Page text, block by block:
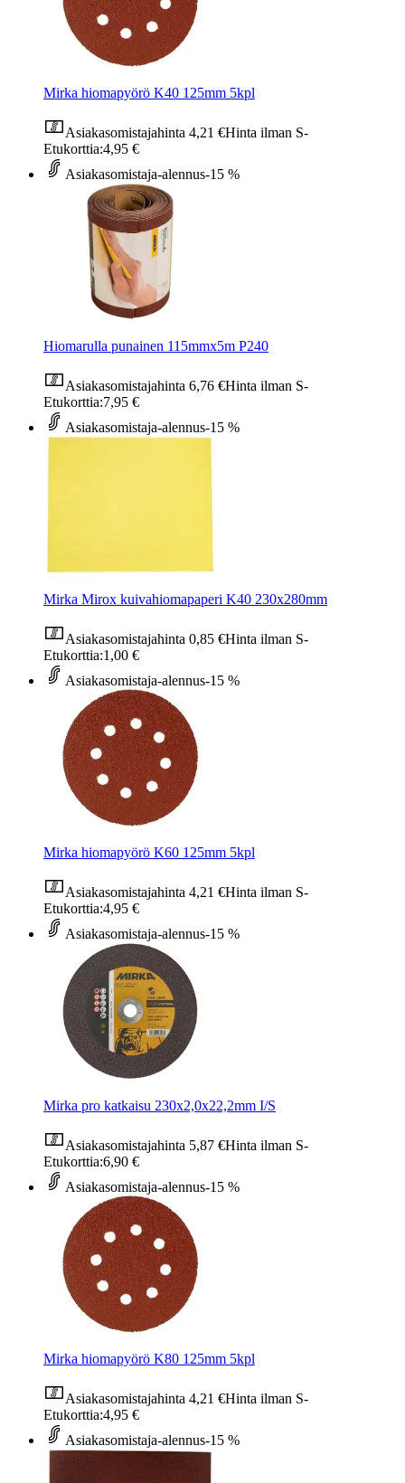
Mirka hiomapyörö K40 125mm 5kpl
Asiakasomistajahinta 4,21 €Hinta ilman S-
Etukorttia:4,95 €
Asiakasomistaja-alennus-15 %
Hiomarulla punainen 115mmx5m P240
Asiakasomistajahinta 6,76 €Hinta ilman S-
Etukorttia:7,95 €
Asiakasomistaja-alennus-15 %
Mirka Mirox kuivahiomapaperi K40 230x280mm
Asiakasomistajahinta 0,85 €Hinta ilman S-
Etukorttia:1,00 €
Asiakasomistaja-alennus-15 %
Mirka hiomapyörö K60 125mm 5kpl
Asiakasomistajahinta 4,21 €Hinta ilman S-
Etukorttia:4,95 €
Asiakasomistaja-alennus-15 %
Mirka pro katkaisu 230x2,0x22,2mm I/S
Asiakasomistajahinta 5,87 €Hinta ilman S-
Etukorttia:6,90 €
Asiakasomistaja-alennus-15 %
Mirka hiomapyörö K80 125mm 5kpl
Asiakasomistajahinta 4,21 €Hinta ilman S-
Etukorttia:4,95 €
Asiakasomistaja-alennus-15 %